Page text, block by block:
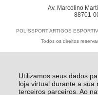
Utilizamos seus dados
loja virtual durante a sua
terceiros parceiros. Ao
Av. Marcolino
88701-
POLISSPORT ARTIGOS
Todos os direitos